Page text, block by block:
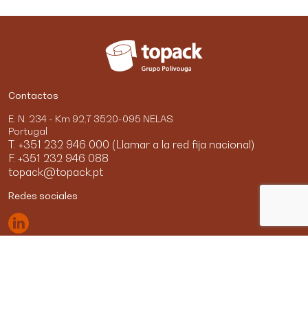
Contactos
E. N. 234 - Km 92,7 3520-095 NELAS
Portugal
T. +351 232 946 000 (Llamar a la red fija nacional)
F. +351 232 946 088
topack@topack.pt
Redes sociales